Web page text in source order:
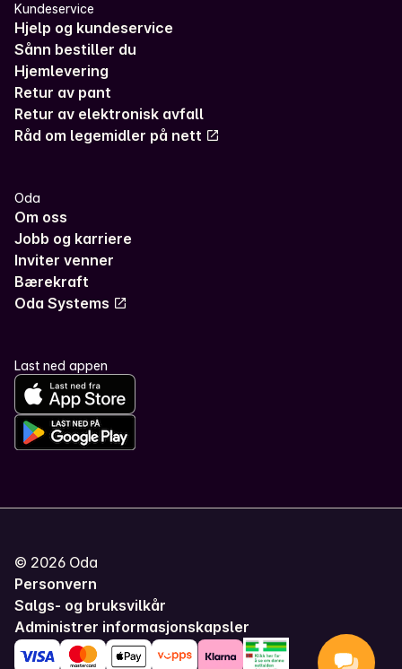
Kundeservice
Hjelp og kundeservice
Sånn bestiller du
Hjemlevering
Retur av pant
Retur av elektronisk avfall
Råd om legemidler på nett
Oda
Om oss
Jobb og karriere
Inviter venner
Bærekraft
Oda Systems
Last ned appen
© 2026 Oda
Personvern
Salgs- og bruksvilkår
Administrer informasjonskapsler